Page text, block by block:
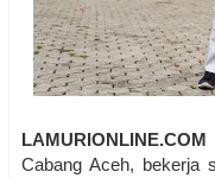
Cabang Aceh, bekerja